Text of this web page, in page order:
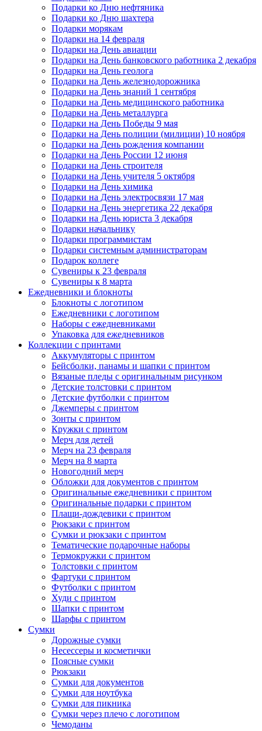
Подарки ко Дню нефтяника
Подарки ко Дню шахтера
Подарки морякам
Подарки на 14 февраля
Подарки на День авиации
Подарки на День банковского работника 2 декабря
Подарки на День геолога
Подарки на День железнодорожника
Подарки на День знаний 1 сентября
Подарки на День медицинского работника
Подарки на День металлурга
Подарки на День Победы 9 мая
Подарки на День полиции (милиции) 10 ноября
Подарки на День рождения компании
Подарки на День России 12 июня
Подарки на День строителя
Подарки на День учителя 5 октября
Подарки на День химика
Подарки на День электросвязи 17 мая
Подарки на День энергетика 22 декабря
Подарки на День юриста 3 декабря
Подарки начальнику
Подарки программистам
Подарки системным администраторам
Подарок коллеге
Сувениры к 23 февраля
Сувениры к 8 марта
Ежедневники и блокноты
Блокноты с логотипом
Ежедневники с логотипом
Наборы с ежедневниками
Упаковка для ежедневников
Коллекции с принтами
Аккумуляторы с принтом
Бейсболки, панамы и шапки с принтом
Вязаные пледы с оригинальным рисунком
Детские толстовки с принтом
Детские футболки с принтом
Джемперы с принтом
Зонты с принтом
Кружки с принтом
Мерч для детей
Мерч на 23 февраля
Мерч на 8 марта
Новогодний мерч
Обложки для документов с принтом
Оригинальные ежедневники с принтом
Оригинальные подарки с принтом
Плащи-дождевики с принтом
Рюкзаки с принтом
Сумки и рюкзаки с принтом
Тематические подарочные наборы
Термокружки с принтом
Толстовки с принтом
Фартуки с принтом
Футболки с принтом
Худи с принтом
Шапки с принтом
Шарфы с принтом
Сумки
Дорожные сумки
Несессеры и косметички
Поясные сумки
Рюкзаки
Сумки для документов
Сумки для ноутбука
Сумки для пикника
Сумки через плечо с логотипом
Чемоданы